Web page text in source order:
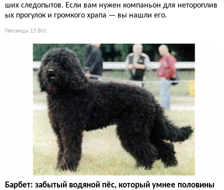
ших следопытов. Если вам нужен компаньон для нетороплив
ых прогулок и громкого храпа — вы нашли его.
Питомцы 13 801
Барбет: забытый водяной пёс, который умнее половины